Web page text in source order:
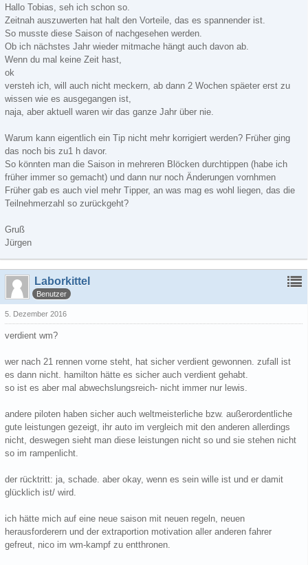
Hallo Tobias, seh ich schon so.
Zeitnah auszuwerten hat halt den Vorteile, das es spannender ist.
So musste diese Saison of nachgesehen werden.
Ob ich nächstes Jahr wieder mitmache hängt auch davon ab.
Wenn du mal keine Zeit hast,
ok
versteh ich, will auch nicht meckern, ab dann 2 Wochen späeter erst zu
wissen wie es ausgegangen ist,
naja, aber aktuell waren wir das ganze Jahr über nie.
Warum kann eigentlich ein Tip nicht mehr korrigiert werden? Früher ging
das noch bis zu1 h davor.
So könnten man die Saison in mehreren Blöcken durchtippen (habe ich
früher immer so gemacht) und dann nur noch Änderungen vornhmen
Früher gab es auch viel mehr Tipper, an was mag es wohl liegen, das die
Teilnehmerzahl so zurückgeht?
Gruß
Jürgen
Laborkittel
Benutzer
5. Dezember 2016
verdient wm?
wer nach 21 rennen vorne steht, hat sicher verdient gewonnen. zufall ist
es dann nicht. hamilton hätte es sicher auch verdient gehabt.
so ist es aber mal abwechslungsreich- nicht immer nur lewis.
andere piloten haben sicher auch weltmeisterliche bzw. außerordentliche
gute leistungen gezeigt, ihr auto im vergleich mit den anderen allerdings
nicht, deswegen sieht man diese leistungen nicht so und sie stehen nicht
so im rampenlicht.
der rücktritt: ja, schade. aber okay, wenn es sein wille ist und er damit
glücklich ist/ wird.
ich hätte mich auf eine neue saison mit neuen regeln, neuen
herausforderern und der extraportion motivation aller anderen fahrer
gefreut, nico im wm-kampf zu entthronen.